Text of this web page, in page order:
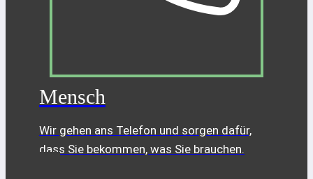
Mensch
Wir gehen ans Telefon und sorgen dafür,
dass Sie bekommen, was Sie brauchen.